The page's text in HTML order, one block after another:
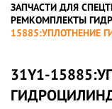
ЗАПЧАСТИ ДЛЯ
РЕМКОМПЛЕКТЫ
15885:УПЛОТНЕНИЕ
31Y1-